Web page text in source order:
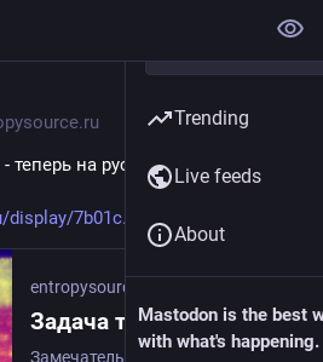
теперь на русском
display/7b01c
entropysource.ru
Задача трёх тел - теперь на русском
Trending
Live feeds
About
Mastodon is the best
with what's happening.